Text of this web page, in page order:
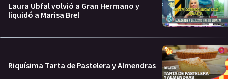
Laura Ubfal volvió a Gran Hermano y
liquidó a Marisa Brel
Riquísima Tarta de Pastelera y Almendras